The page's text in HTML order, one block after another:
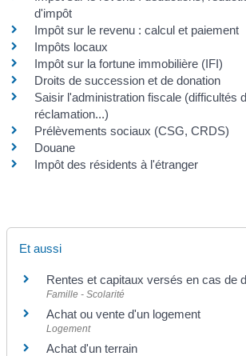
d'impôt
Impôt sur le revenu : calcul et paiement
Impôts locaux
Impôt sur la fortune immobilière (IFI)
Droits de succession et de donation
Saisir l'administration fiscale (difficultés
réclamation...)
Prélèvements sociaux (CSG, CRDS)
Douane
Impôt des résidents à l'étranger
Et aussi
Rentes et capitaux versés en cas de
Famille - Scolarité
Achat ou vente d'un logement
Logement
Achat d'un terrain